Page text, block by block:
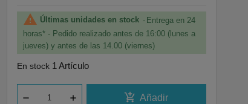
 Últimas unidades en stock
Entrega en 24
horas* - Pedido realizado antes de 16:00 (lunes a
jueves) y antes de las 14.00 (viernes)
En stock 1 Artículo
add_shopping_cart Añadir